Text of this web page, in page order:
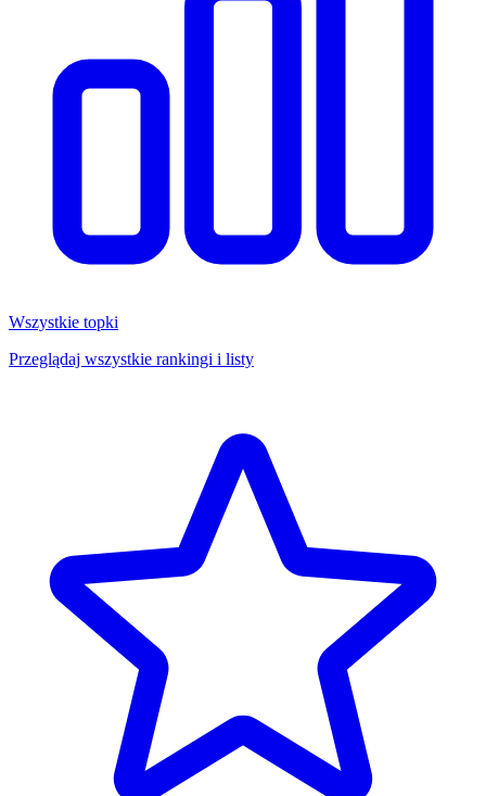
Wszystkie topki
Przeglądaj wszystkie rankingi i listy